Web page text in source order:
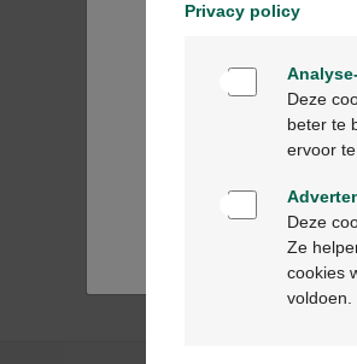
Privacy policy
Deze
beter te
ervoor
Deze
Ze
cookies
voldoen.